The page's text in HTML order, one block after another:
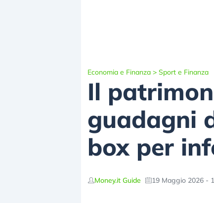
Economia e Finanza > Sport e Finanza
Il
guadagni
box per
Money.it Guide 19 Maggio 2026 -